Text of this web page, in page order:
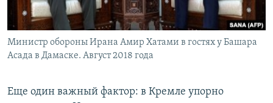
Министр обороны Ирана Амир Хатами в гостях у Башара
Асада в Дамаске. Август 2018 года
Еще один важный фактор: в Кремле упорно